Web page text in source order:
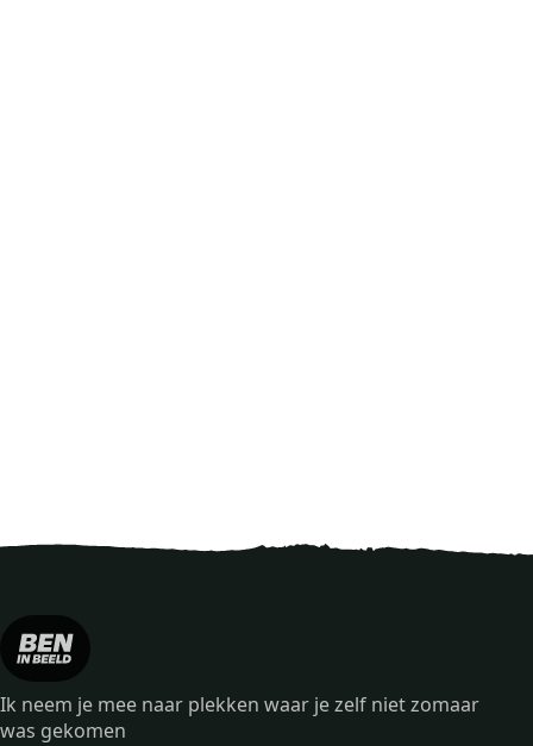
Ik neem je mee naar plekken waar je zelf niet zomaar
was gekomen